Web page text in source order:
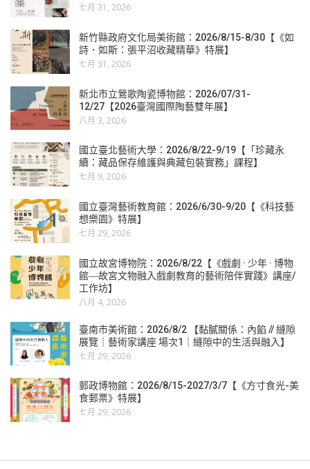
七月 31, 2026
新竹縣政府文化局美術館：2026/8/15-8/30【《如
詩．如斯：張平沼收藏精華》特展】
七月 31, 2026
新北市立鶯歌陶瓷博物館：2026/07/31-
12/27【2026臺灣國際陶藝雙年展】
八月 3, 2026
國立臺北藝術大學：2026/8/22-9/19【「珍藏永
續：藏品保存維護與典藏包裝實務」課程】
七月 9, 2026
國立臺灣藝術教育館：2026/6/30-9/20【《科技藝
想樂園》特展】
七月 29, 2026
國立故宮博物院：2026/8/22【《戲劇 · 少年 · 博物
館―故宮文物融入戲劇教育的藝術陪伴實踐》講座/
工作坊】
八月 4, 2026
臺南市美術館：2026/8/2 【黏膩關係：內餡 // 縫隙
展覽｜藝術家講座 場次1｜縫隙中的生活與融入】
七月 29, 2026
郵政博物館：2026/8/15-2027/3/7【《方寸食光-美
食郵票》特展】
七月 29, 2026